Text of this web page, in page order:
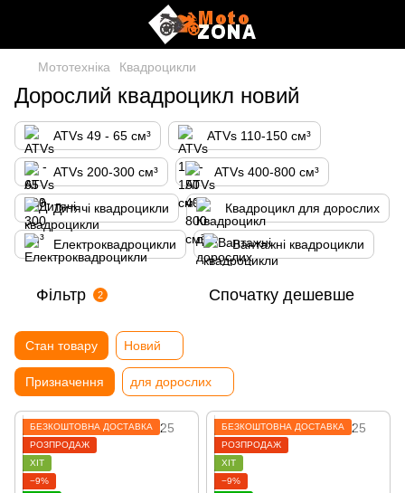
Мототехніка Квадроцикли
Дорослий квадроцикл новий
ATVs 49 - 65 см³ ATVs 110-150 см³
ATVs 200-300 см³ ATVs 400-800 см³
Дитячі квадроцикли Квадроцикл для дорослих
Електроквадроцикли Вантажні квадроцикли
Фільтр 2 Спочатку дешевше
Стан товару Новий
Призначення для дорослих
БЕЗКОШТОВНА ДОСТАВКА
РОЗПРОДАЖ
ХІТ
−9%
БЕЗКОШТОВНА ДОСТАВКА
РОЗПРОДАЖ
ХІТ
−9%